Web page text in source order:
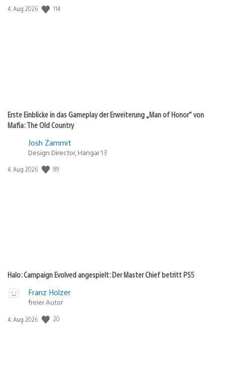
Veröffentlichungsdatum:
4. Aug 2026 114
Erste Einblicke in das Gameplay der Erweiterung „Man of Honor“ von
Mafia: The Old Country
Josh Zammit
Design Director, Hangar 13
Veröffentlichungsdatum:
4. Aug 2026 89
Halo: Campaign Evolved angespielt: Der Master Chief betritt PS5
Franz Holzer
freier Autor
Veröffentlichungsdatum:
4. Aug 2026 20